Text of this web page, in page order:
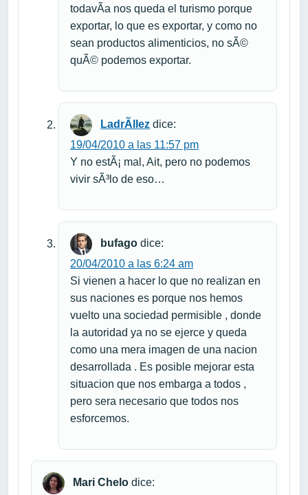
todavÃ­a nos queda el turismo porque
exportar, lo que es exportar, y como no
sean productos alimenticios, no sÃ©
quÃ© podemos exportar.
LadrÃ­llez dice:
19/04/2010 a las 11:57 pm
Y no estÃ¡ mal, Ait, pero no podemos
vivir sÃ³lo de eso…
bufago dice:
20/04/2010 a las 6:24 am
Si vienen a hacer lo que no realizan en
sus naciones es porque nos hemos
vuelto una sociedad permisible , donde
la autoridad ya no se ejerce y queda
como una mera imagen de una nacion
desarrollada . Es posible mejorar esta
situacion que nos embarga a todos ,
pero sera necesario que todos nos
esforcemos.
Mari Chelo dice: